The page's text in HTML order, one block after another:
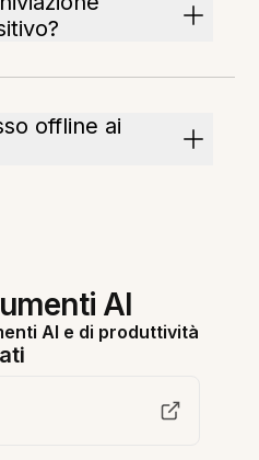
offline ai
AI
AI e di produttività